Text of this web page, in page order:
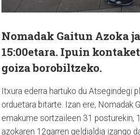
Nomadak Gaitun Azoka
15:00etara. Ipuin
goiza borobiltzeko.
Itxura ederra hartuko du Atsegindegi
orduetara bitarte. Izan ere, Nomadak
emakume sortzaileen 31 posturekin,
azokaren 12garren geldialdia izango